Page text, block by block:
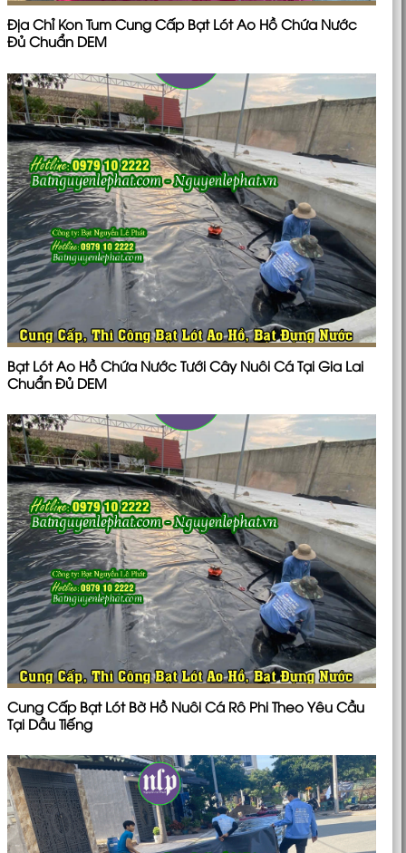
Địa Chỉ Kon Tum Cung Cấp Bạt Lót Ao Hồ Chứa Nước
Đủ Chuẩn DEM
Bạt Lót Ao Hồ Chứa Nước Tưới Cây Nuôi Cá Tại Gia Lai
Chuẩn Đủ DEM
Cung Cấp Bạt Lót Bờ Hồ Nuôi Cá Rô Phi Theo Yêu Cầu
Tại Dầu Tiếng